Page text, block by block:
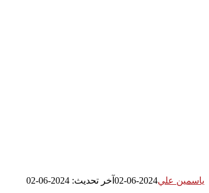
ياسمين علي2024-06-02 آخر تحديث: 2024-06-02